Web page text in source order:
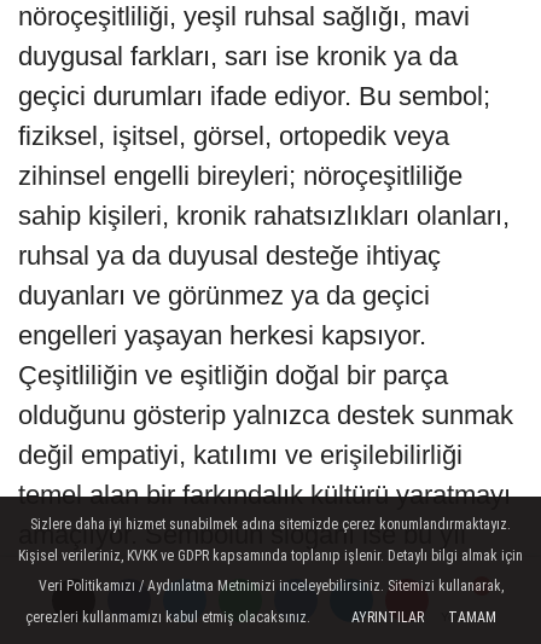
Yorumlar
Yorumlar
nöroçeşitliliği, yeşil ruhsal sağlığı, mavi
duygusal farkları, sarı ise kronik ya da
geçici durumları ifade ediyor. Bu sembol;
fiziksel, işitsel, görsel, ortopedik veya
zihinsel engelli bireyleri; nöroçeşitliliğe
sahip kişileri, kronik rahatsızlıkları olanları,
ruhsal ya da duyusal desteğe ihtiyaç
duyanları ve görünmez ya da geçici
engelleri yaşayan herkesi kapsıyor.
Çeşitliliğin ve eşitliğin doğal bir parça
olduğunu gösterip yalnızca destek sunmak
değil empatiyi, katılımı ve erişilebilirliği
temel alan bir farkındalık kültürü yaratmayı
amaçlıyor. Sembolün sloganı ise bu yıl
“Farkında olalım, birlikte olalım” olarak
belirlendi.
Sizlere daha iyi hizmet sunabilmek adına sitemizde çerez konumlandırmaktayız.
Kişisel verileriniz, KVKK ve GDPR kapsamında toplanıp işlenir. Detaylı bilgi almak için
Veri Politikamızı / Aydınlatma Metnimizi inceleyebilirsiniz. Sitemizi kullanarak,
çerezleri kullanmamızı kabul etmiş olacaksınız.
AYRINTILAR TAMAM